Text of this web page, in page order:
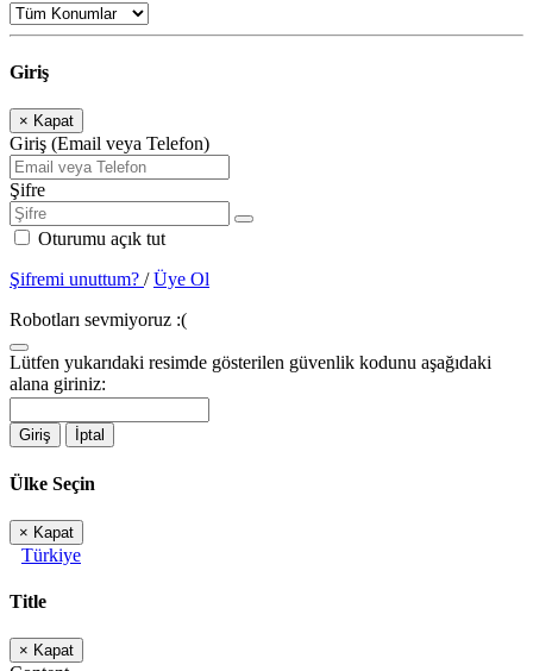
Giriş
× Kapat
Giriş (Email veya Telefon)
Şifre
Oturumu açık tut
Şifremi unuttum? /Üye Ol
Robotları sevmiyoruz :(
Lütfen yukarıdaki resimde gösterilen güvenlik kodunu aşağıdaki
alana giriniz:
Giriş İptal
Ülke Seçin
× Kapat
Türkiye
Title
× Kapat